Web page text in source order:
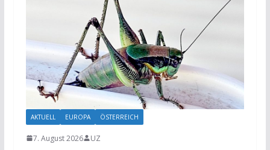
AKTUELL EUROPA ÖSTERREICH
7. August 2026 UZ